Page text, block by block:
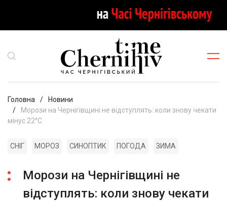
Головна
Новини
Морози на Чернігівщині не відступлять: коли знову чекати
мінус 22°C
СНІГ МОРОЗ СИНОПТИК ПОГОДА ЗИМА
Морози на Чернігівщині не
відступлять: коли знову чекати